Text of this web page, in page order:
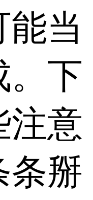
当
。下
注意
条掰